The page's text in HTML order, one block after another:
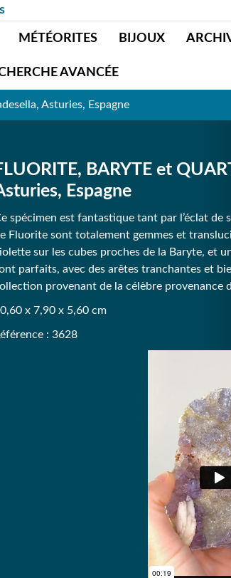
MÉTÉORITES BIJOUX
AVANCÉE
Asturies, Espagne
BARYTE et
Espagne
spécimen est fantastique tant par l’éclat de
Fluorite sont totalement gemmes et
sur les cubes proches de la Baryte, et
parfaits, avec des arêtes tranchantes et
provenant de la célèbre provenance
x 7,90 x 5,60 cm
: 3628